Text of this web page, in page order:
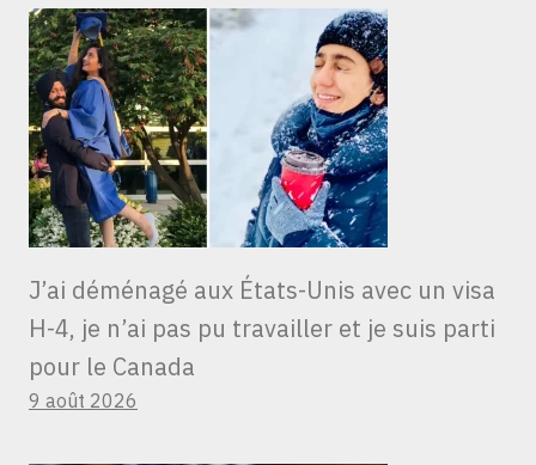
J’ai déménagé aux États-Unis avec un visa
H-4, je n’ai pas pu travailler et je suis parti
pour le Canada
9 août 2026